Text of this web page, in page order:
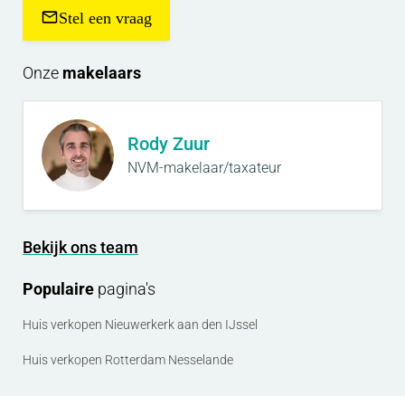
opgegeven maten en oppervlakten zijn indicatief.
Van der Panne woning- & bedrijfsmakelaardij is de
makelaar van de verkoper. Neem uw eigen NVM-
makelaar mee, voor goed advies bij de aankoop
van uw nieuwe woning!
Stel een vraag
Onze makelaars
Rody Zuur
NVM-makelaar/taxateur
Bekijk ons team
Populaire pagina's
Huis verkopen Nieuwerkerk aan den IJssel
Huis verkopen Rotterdam Nesselande